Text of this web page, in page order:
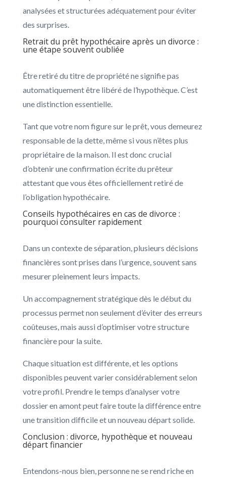
analysées et structurées adéquatement pour éviter
des surprises.
Retrait du prêt hypothécaire après un divorce :
une étape souvent oubliée
Être retiré du titre de propriété ne signifie pas
automatiquement être libéré de l’hypothèque. C’est
une distinction essentielle.
Tant que votre nom figure sur le prêt, vous demeurez
responsable de la dette, même si vous n’êtes plus
propriétaire de la maison. Il est donc crucial
d’obtenir une confirmation écrite du prêteur
attestant que vous êtes officiellement retiré de
l’obligation hypothécaire.
Conseils hypothécaires en cas de divorce :
pourquoi consulter rapidement
Dans un contexte de séparation, plusieurs décisions
financières sont prises dans l’urgence, souvent sans
mesurer pleinement leurs impacts.
Un accompagnement stratégique dès le début du
processus permet non seulement d’éviter des erreurs
coûteuses, mais aussi d’optimiser votre structure
financière pour la suite.
Chaque situation est différente, et les options
disponibles peuvent varier considérablement selon
votre profil. Prendre le temps d’analyser votre
dossier en amont peut faire toute la différence entre
une transition difficile et un nouveau départ solide.
Conclusion : divorce, hypothèque et nouveau
départ financier
Entendons-nous bien, personne ne se rend riche en